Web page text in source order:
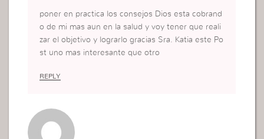
poner en practica los consejos Dios esta cobrand
o de mi mas aun en la salud y voy tener que reali
zar el objetivo y lograrlo gracias Sra. Katia este Po
st uno mas interesante que otro
REPLY